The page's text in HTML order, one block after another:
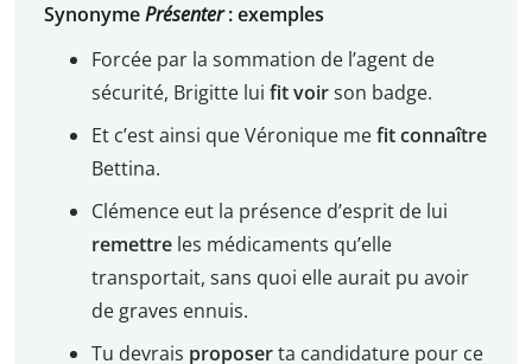
SynonymePrésenter: exemples
Forcée par la sommation de l’agent de
sécurité, Brigitte lui fit voirson badge.
Et c’est ainsi que Véronique mefit connaître
Bettina.
Clémence eut la présence d’esprit de lui
remettreles médicaments qu’elle
transportait, sans quoi elle aurait pu avoir
de graves ennuis.
Tu devrais proposerta candidature pour ce